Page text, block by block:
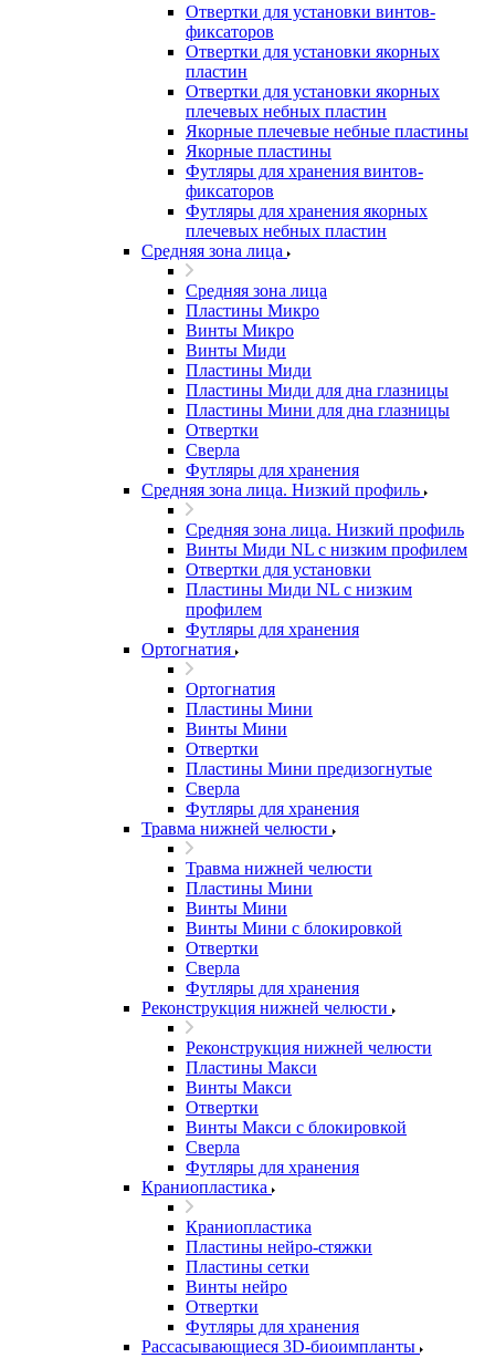
Отвертки для установки винтов-
фиксаторов
Отвертки для установки якорных
пластин
Отвертки для установки якорных
плечевых небных пластин
Якорные плечевые небные пластины
Якорные пластины
Футляры для хранения винтов-
фиксаторов
Футляры для хранения якорных
плечевых небных пластин
Средняя зона лица
Средняя зона лица
Пластины Микро
Винты Микро
Винты Миди
Пластины Миди
Пластины Миди для дна глазницы
Пластины Мини для дна глазницы
Отвертки
Сверла
Футляры для хранения
Средняя зона лица. Низкий профиль
Средняя зона лица. Низкий профиль
Винты Миди NL с низким профилем
Отвертки для установки
Пластины Миди NL с низким
профилем
Футляры для хранения
Ортогнатия
Ортогнатия
Пластины Мини
Винты Мини
Отвертки
Пластины Мини предизогнутые
Сверла
Футляры для хранения
Травма нижней челюсти
Травма нижней челюсти
Пластины Мини
Винты Мини
Винты Мини с блокировкой
Отвертки
Сверла
Футляры для хранения
Реконструкция нижней челюсти
Реконструкция нижней челюсти
Пластины Макси
Винты Макси
Отвертки
Винты Макси с блокировкой
Сверла
Футляры для хранения
Краниопластика
Краниопластика
Пластины нейро-стяжки
Пластины сетки
Винты нейро
Отвертки
Футляры для хранения
Рассасывающиеся 3D-биоимпланты